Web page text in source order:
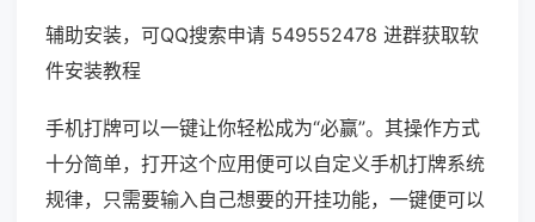
辅助安装，可QQ搜索申请 549552478 进群获取软
件安装教程
手机打牌可以一键让你轻松成为“必赢”。其操作方式
十分简单，打开这个应用便可以自定义手机打牌系统
规律，只需要输入自己想要的开挂功能，一键便可以